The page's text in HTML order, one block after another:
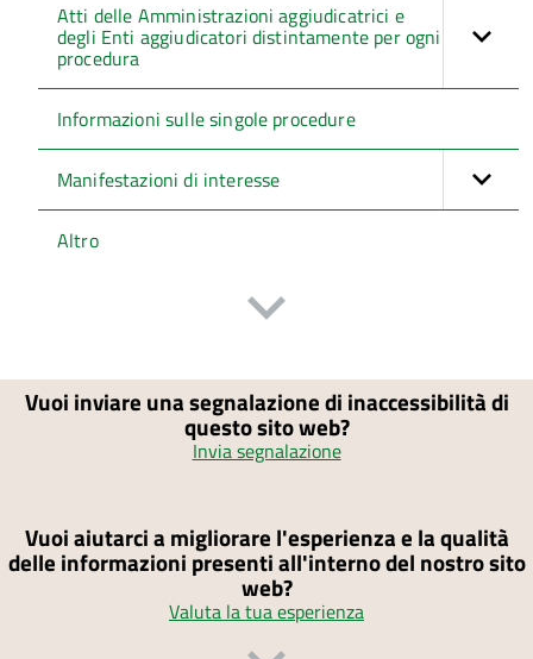
Atti delle Amministrazioni aggiudicatrici e
degli Enti aggiudicatori distintamente per ogni
procedura
Informazioni sulle singole procedure
Manifestazioni di interesse
Altro
Vuoi inviare una segnalazione di inaccessibilità di
questo sito web?
Invia segnalazione
Vuoi aiutarci a migliorare l'esperienza e la qualità
delle informazioni presenti all'interno del nostro sito
web?
Valuta la tua esperienza